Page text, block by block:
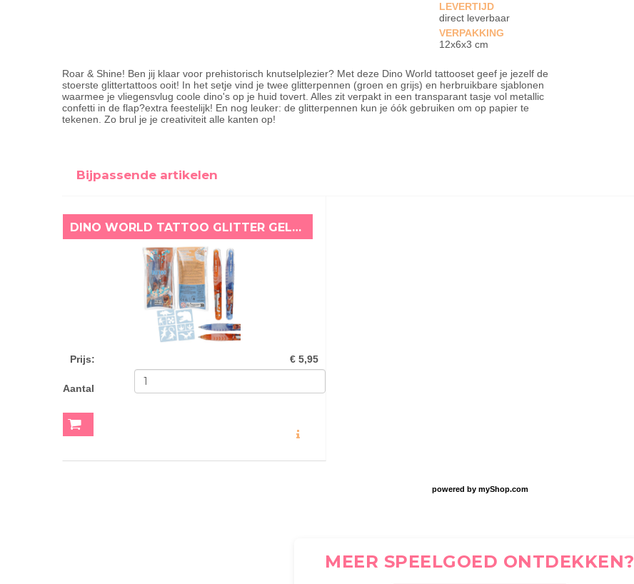
LEVERTIJD
direct leverbaar
VERPAKKING
12x6x3 cm
Roar & Shine! Ben jij klaar voor prehistorisch knutselplezier? Met deze Dino World tattooset geef je jezelf de
stoerste glittertattoos ooit! In het setje vind je twee glitterpennen (groen en grijs) en herbruikbare sjablonen
waarmee je vliegensvlug coole dino's op je huid tovert. Alles zit verpakt in een transparant tasje vol metallic
confetti in de flap?extra feestelijk! En nog leuker: de glitterpennen kun je óók gebruiken om op papier te
tekenen. Zo brul je je creativiteit alle kanten op!
Bijpassende artikelen
DINO WORLD TATTOO GLITTER GELPENNEN BLAUW/ORANJE
Prijs: € 5,95
Aantal
powered by myShop.com
MEER SPEELGOED ONTDEKKEN?